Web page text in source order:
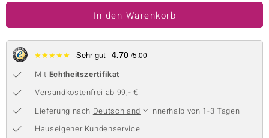
Collection
In den Warenkorb
★★★★★ Sehr gut 4.70 /5.00
Mit Echtheitszertifikat
Versandkostenfrei ab 99,- €
Lieferung nach Deutschland
innerhalb von 1-3 Tagen
Hauseigener Kundenservice